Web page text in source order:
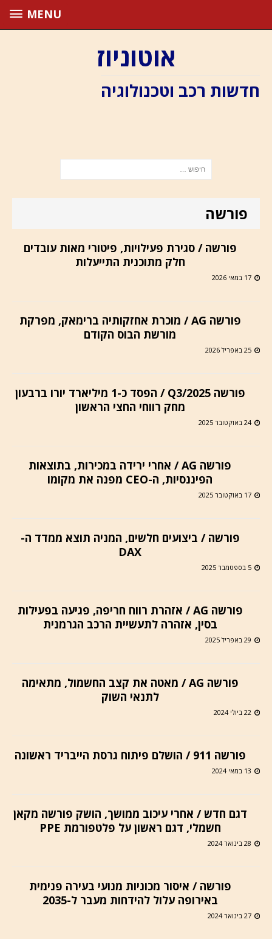
MENU
אוטוניוז
חדשות רכב וטכנולוגיה
פורשה
פורשה / סגירת פעילויות, פיטורי מאות עובדים
חלק מתוכנית התייעלות
17 במאי 2026
פורשה AG / מוכרת אחזקותיה ברימאק, מפרקת
מורשת הבוס הקודם
25 באפריל 2026
פורשה Q3/2025 / הפסד כ-1 מיליארד יורו ברבעון
מחק רווחי החצי הראשון
24 באוקטובר 2025
פורשה AG / אחרי ירידה במכירות, בתוצאות
הפיננסיות, ה-CEO מפנה את מקומו
17 באוקטובר 2025
פורשה / ביצועים חלשים, המניה תוצא ממדד ה-
DAX
5 בספטמבר 2025
פורשה AG / אזהרת רווח חריפה, פגיעה בפעילות
בסין, אזהרה לתעשיית הרכב הגרמנית
29 באפריל 2025
פורשה AG / מאטה את קצב החשמול, מתאימה
לתנאי השוק
22 ביולי 2024
פורשה 911 / הושלם פיתוח גרסת הייבריד ראשונה
13 במאי 2024
דגם חדש / אחרי עיכוב ממושך, הושק פורשה מקאן
חשמלי, דגם ראשון על פלטפורמת PPE
28 בינואר 2024
פורשה / איסור מכוניות מנועי בעירה פנימית
באירופה עלול להידחות מעבר ל-2035
27 בינואר 2024